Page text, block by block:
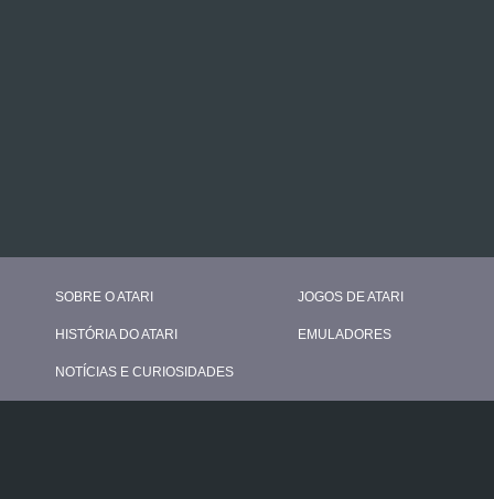
SOBRE O ATARI
HISTÓRIA DO ATARI
NOTÍCIAS E CURIOSIDADES
JOGOS DE ATARI
EMULADORES